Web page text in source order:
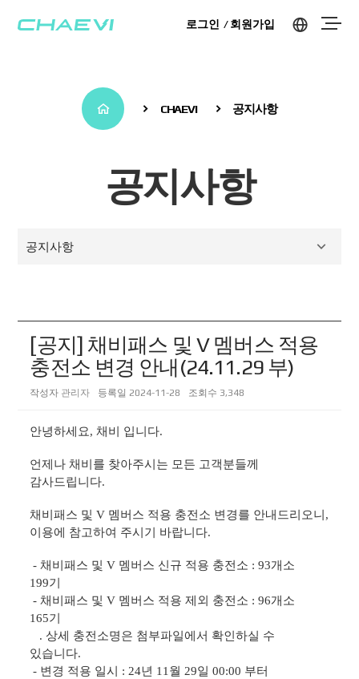
로그인 회원가입
CHAEVI 공지사항
공지사항
공지사항
[공지] 채비패스 및 V 멤버스 적용
충전소 변경 안내(24.11.29 부)
작성자 관리자 등록일 2024-11-28 조회수 3,348
안녕하세요, 채비 입니다.
언제나 채비를 찾아주시는 모든 고객분들께
감사드립니다.
채비패스 및 V 멤버스 적용 충전소 변경를 안내드리오니,
이용에 참고하여 주시기 바랍니다.
- 채비패스 및 V 멤버스 신규 적용 충전소 : 93개소
199기
- 채비패스 및 V 멤버스 적용 제외 충전소 : 96개소
165기
. 상세 충전소명은 첨부파일에서 확인하실 수
있습니다.
- 변경 적용 일시 : 24년 11월 29일 00:00 부터